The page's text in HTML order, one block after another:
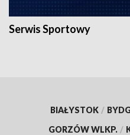
Serwis Sportowy
BIAŁYSTOK /
GORZÓW WLKP. /